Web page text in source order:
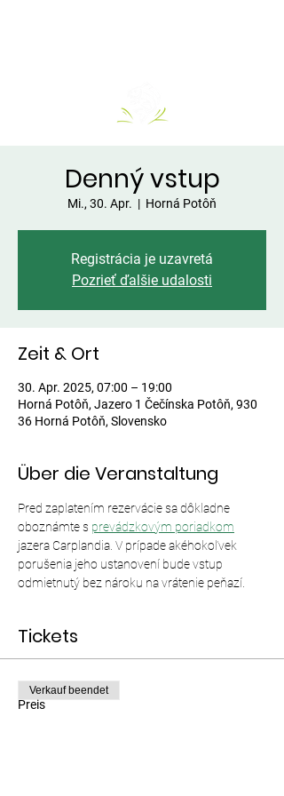
Denný vstup
Mi., 30. Apr.
  |
Horná Potôň
Registrácia je uzavretá
Pozrieť ďalšie udalosti
Zeit & Ort
30. Apr. 2025, 07:00 – 19:00
Horná Potôň, Jazero 1 Čečínska Potôň, 930
36 Horná Potôň, Slovensko
Über die Veranstaltung
Pred zaplatením rezervácie sa dôkladne
oboznámte s prevádzkovým poriadkom
jazera Carplandia. V prípade akéhokoľvek
porušenia jeho ustanovení bude vstup
odmietnutý bez nároku na vrátenie peňazí.
Tickets
Preis
Verkauf beendet